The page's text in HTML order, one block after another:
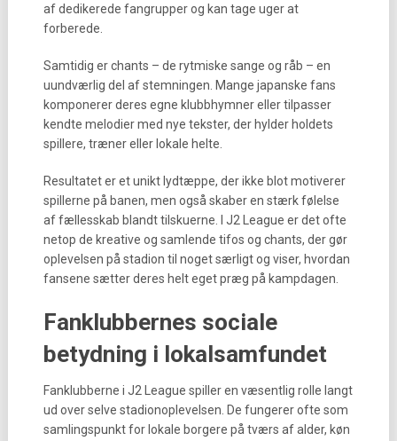
af dedikerede fangrupper og kan tage uger at
forberede.
Samtidig er chants – de rytmiske sange og råb – en
uundværlig del af stemningen. Mange japanske fans
komponerer deres egne klubbhymner eller tilpasser
kendte melodier med nye tekster, der hylder holdets
spillere, træner eller lokale helte.
Resultatet er et unikt lydtæppe, der ikke blot motiverer
spillerne på banen, men også skaber en stærk følelse
af fællesskab blandt tilskuerne. I J2 League er det ofte
netop de kreative og samlende tifos og chants, der gør
oplevelsen på stadion til noget særligt og viser, hvordan
fansene sætter deres helt eget præg på kampdagen.
Fanklubbernes sociale
betydning i lokalsamfundet
Fanklubberne i J2 League spiller en væsentlig rolle langt
ud over selve stadionoplevelsen. De fungerer ofte som
samlingspunkt for lokale borgere på tværs af alder, køn